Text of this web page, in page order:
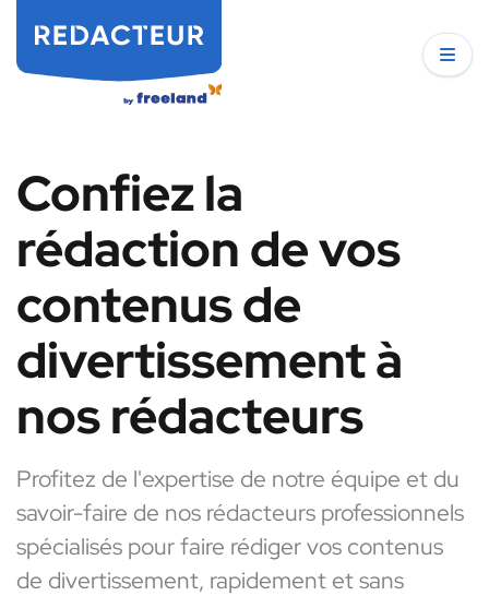
Confiez la
rédaction de vos
contenus de
divertissement à
nos rédacteurs
Profitez de l'expertise de notre équipe et du
savoir-faire de nos rédacteurs professionnels
spécialisés pour faire rédiger vos contenus
de divertissement, rapidement et sans